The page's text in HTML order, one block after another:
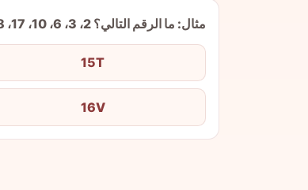
مثال: ما الرقم التالي؟ 2، 3، 6، 10، 17، 28، _
15T
16V